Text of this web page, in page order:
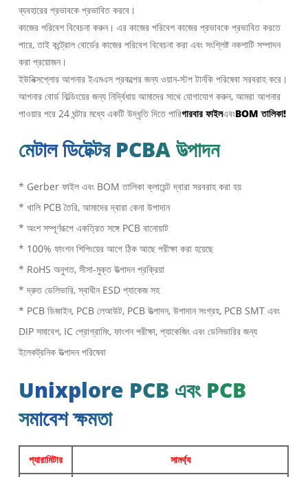
ব্যবহারের প্রভাবকে প্রভাবিত করবে।
কাজের পরিবেশ বিবেচনা করুন। এর কাজের পরিবেশ কাজের প্রভাবকে প্রভাবিত করতে
পারে, তাই কন্ট্রোল বোর্ডের কাজের পরিবেশ বিবেচনা করা এবং সংশ্লিষ্ট নকশাটি সম্পাদন
করা প্রয়োজন।
ইউনিক্সপ্লোর আপনার ইএমএস প্রকল্পের জন্য ওয়ান-স্টপ টার্নকি পরিষেবা সরবরাহ করে।
আপনার বোর্ড বিল্ডিংয়ের জন্য নির্দ্বিধায় আমাদের সাথে যোগাযোগ করুন, আমরা আপনার
পাওয়ার পরে 24 ঘন্টার মধ্যে একটি উদ্ধৃতি দিতে পারিগারবার ফাইলএবংBOM তালিকা!
মেটাল ডিটেক্টর PCBA উত্পাদন
* Gerber ফাইল এবং BOM তালিকা ক্লায়েন্ট দ্বারা সরবরাহ করা হয়
* খালি PCB তৈরি, আমাদের দ্বারা কেনা উপাদান
* অংশ সম্পূর্ণরূপে একত্রিত সঙ্গে PCB বানোয়াট
* 100% ফাংশন শিপিংয়ের আগে ঠিক আছে পরীক্ষা করা হয়েছে
* RoHS অনুগত, সীসা-মুক্ত উত্পাদন প্রক্রিয়া
* দ্রুত ডেলিভারি, স্বাধীন ESD প্যাকেজ সহ
* PCB ডিজাইন, PCB লেআউট, PCB উত্পাদন, উপাদান সংগ্রহ, PCB SMT এবং
DIP সমাবেশ, IC প্রোগ্রামিং, ফাংশন পরীক্ষা, প্যাকেজিং এবং ডেলিভারির জন্য
ইলেকট্রনিক উত্পাদন পরিষেবা
Unixplore PCB এবং PCB
সমাবেশ ক্ষমতা
প্যারামিটার সামর্থ্য